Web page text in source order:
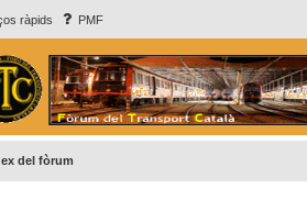
ràpids PMF
del fòrum